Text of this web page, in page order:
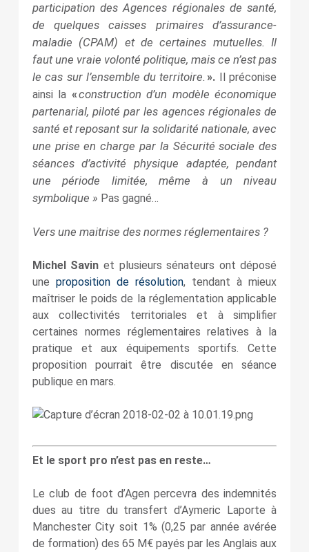
participation des Agences régionales de santé,
de quelques caisses primaires d’assurance-
maladie (CPAM) et de certaines mutuelles. Il
faut une vraie volonté politique, mais ce n’est pas
le cas sur l’ensemble du territoire. ». Il préconise
ainsi la «construction d’un modèle économique
partenarial, piloté par les agences régionales de
santé et reposant sur la solidarité nationale, avec
une prise en charge par la Sécurité sociale des
séances d’activité physique adaptée, pendant
une période limitée, même à un niveau
symbolique » Pas gagné…
Vers une maitrise des normes réglementaires ?
Michel Savin et plusieurs sénateurs ont déposé
une proposition de résolution, tendant à mieux
maîtriser le poids de la réglementation applicable
aux collectivités territoriales et à simplifier
certaines normes réglementaires relatives à la
pratique et aux équipements sportifs. Cette
proposition pourrait être discutée en séance
publique en mars.
Et le sport pro n’est pas en reste…
Le club de foot d’Agen percevra des indemnités
dues au titre du transfert d’Aymeric Laporte à
Manchester City soit 1% (0,25 par année avérée
de formation) des 65 M€ payés par les Anglais aux